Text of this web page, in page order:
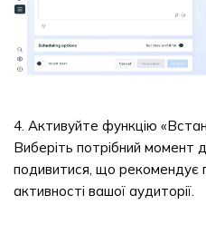
4. Активуйте функцію
Виберіть потрібний момент
подивитися, що рекомендує
активності вашої аудиторії.